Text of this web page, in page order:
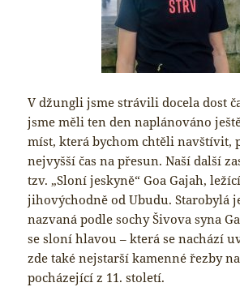
V džungli jsme strávili docela dost
jsme měli ten den naplánováno
míst, která bychom chtěli navštívit,
nejvyšší čas na přesun. Naší další
tzv. „Sloní jeskyně“ Goa Gajah,
jihovýchodně od Ubudu. Starobylá
nazvaná podle sochy Šivova syna
se sloní hlavou – která se nachází
zde také nejstarší kamenné řezby
pocházející z 11. století.